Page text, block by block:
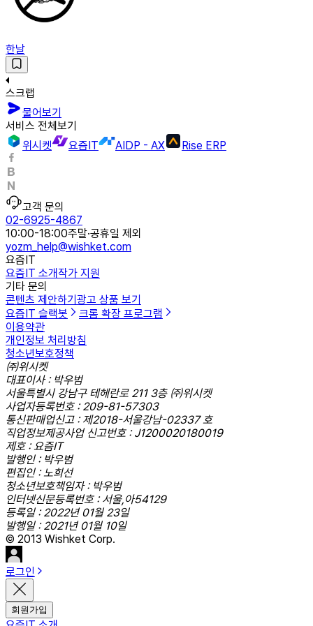
한날
스크랩
물어보기
서비스 전체보기
위시켓
요즘IT AIDP - AX Rise ERP
고객 문의
02-6925-4867
10:00-18:00주말·공휴일 제외
yozm_help@wishket.com
요즘IT
요즘IT 소개작가 지원
기타 문의
콘텐츠 제안하기 광고 상품 보기
요즘IT 슬랙봇
크롬 확장 프로그램
이용약관
개인정보 처리방침
청소년보호정책
㈜위시켓
대표이사 : 박우범
서울특별시 강남구 테헤란로 211 3층 ㈜위시켓
사업자등록번호 : 209-81-57303
통신판매업신고 : 제2018-서울강남-02337 호
직업정보제공사업 신고번호 : J1200020180019
제호 : 요즘IT
발행인 : 박우범
편집인 : 노희선
청소년보호책임자 : 박우범
인터넷신문등록번호 : 서울,아54129
등록일 : 2022년 01월 23일
발행일 : 2021년 01월 10일
© 2013 Wishket Corp.
로그인
회원가입